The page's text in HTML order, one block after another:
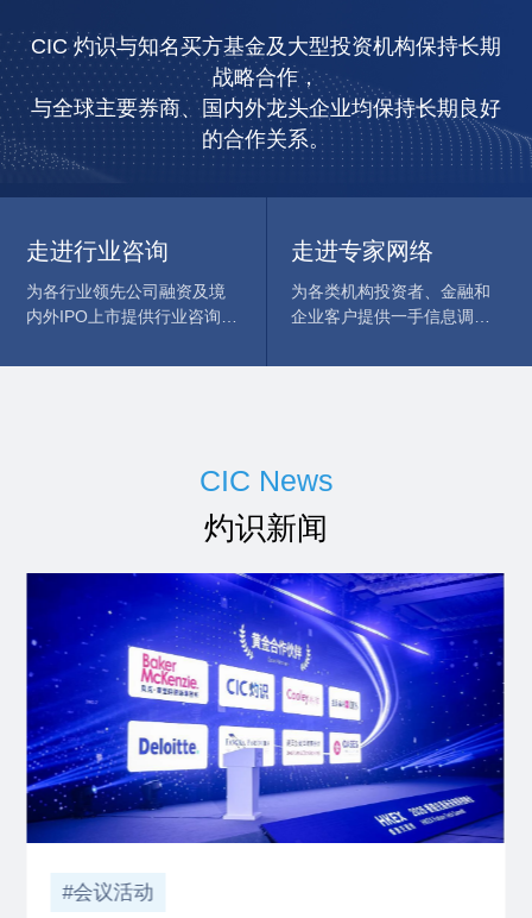
CIC 灼识与知名买方基金及大型投资机构保持长期
战略合作，
与全球主要券商、国内外龙头企业均保持长期良好
的合作关系。
走进行业咨询
为各行业领先公司融资及境
内外IPO上市提供行业咨询和
业提供战略咨询服务，为投
走进专家网络
为各类机构投资者、金融和
企业客户提供一手信息调研
提供和投资商业人士的交流
CIC News
灼识新闻
#会议活动